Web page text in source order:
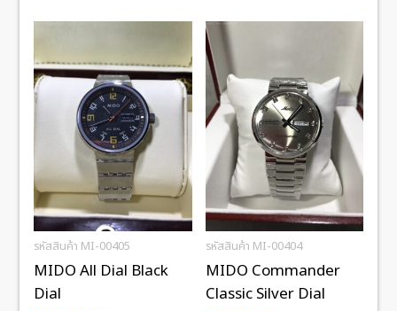
รหัสสินค้า MI-00405
MIDO All Dial Black
Dial
รหัสสินค้า MI-00404
MIDO Commander
Classic Silver Dial